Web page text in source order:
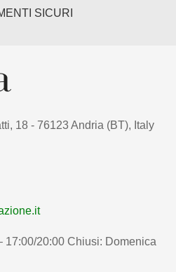
SICURI
18 - 76123 Andria (BT), Italy
17:00/20:00 Chiusi: Domenica